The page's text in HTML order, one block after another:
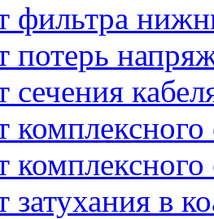
фильтра
потерь
сечения
затухания в